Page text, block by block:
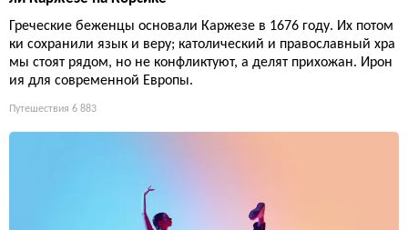
Греческие беженцы основали Каржезе в 1676 году. Их потом
ки сохранили язык и веру; католический и православный хра
мы стоят рядом, но не конфликтуют, а делят прихожан. Ирон
ия для современной Европы.
Путешествия 6 883